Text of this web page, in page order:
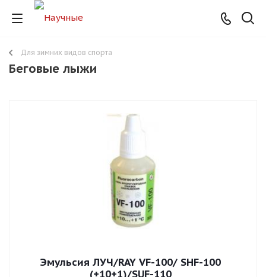
Для зимних видов спорта
Беговые лыжи
Эмульсия ЛУЧ/RAY VF-100/ SHF-100
(+10+1)/SUF-110